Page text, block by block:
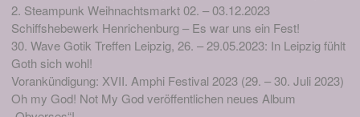
2. Steampunk Weihnachtsmarkt 02. – 03.12.2023
Schiffshebewerk Henrichenburg – Es war uns ein Fest!
30. Wave Gotik Treffen Leipzig, 26. – 29.05.2023: In Leipzig fühlt
Goth sich wohl!
Vorankündigung: XVII. Amphi Festival 2023 (29. – 30. Juli 2023)
Oh my God! Not My God veröffentlichen neues Album